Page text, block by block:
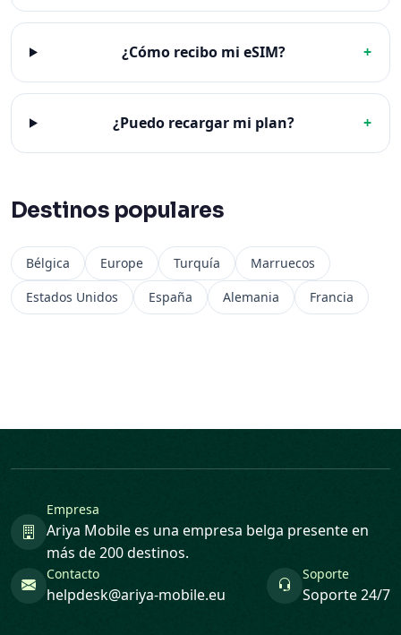
¿Cómo recibo mi eSIM? +
¿Puedo recargar mi plan? +
Destinos populares
Bélgica Europe Turquía
Marruecos
Estados Unidos
España Alemania Francia
Empresa
Ariya Mobile es una empresa belga presente en
más de 200 destinos.
Contacto
helpdesk@ariya-mobile.eu
Soporte
Soporte 24/7